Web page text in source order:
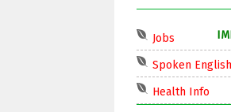
Jobs
Spoken English
Health Info